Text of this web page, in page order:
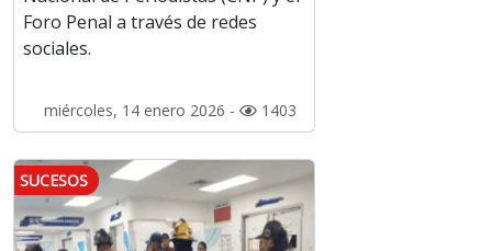
Foro Penal a través de redes
sociales.
miércoles, 14 enero 2026 - 1403
SUCESOS